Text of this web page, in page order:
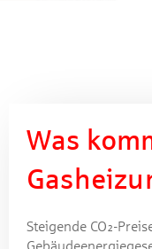
Was
Steigende CO₂-